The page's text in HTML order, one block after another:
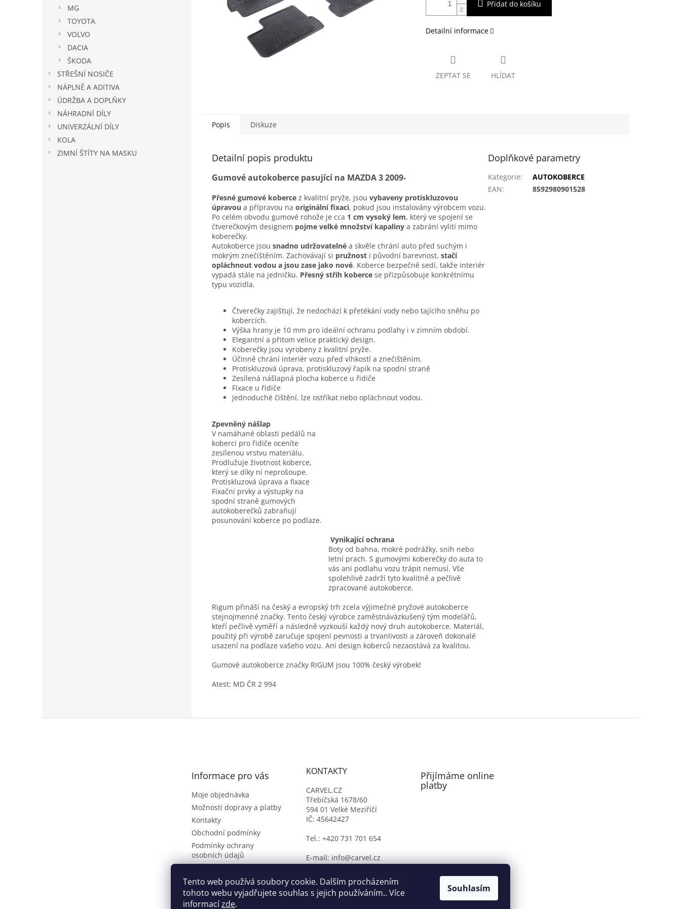
Tento web používá soubory cookie. Dalším procházením
tohoto webu vyjadřujete souhlas s jejich používáním.. Více
informacízde.
Souhlasím
MG
TOYOTA
VOLVO
DACIA
ŠKODA
STŘEŠNÍ NOSIČE
NÁPLNĚ A ADITIVA
ÚDRŽBA A DOPLŇKY
NÁHRADNÍ DÍLY
UNIVERZÁLNÍ DÍLY
KOLA
ZIMNÍ ŠTÍTY NA MASKU
Přidat do košíku
Detailní informace
ZEPTAT SE HLÍDAT
Popis Diskuze
Detailní popis produktu
Gumové autokoberce pasující na MAZDA 3 2009-
Přesné gumové koberce z kvalitní pryže, jsou vybaveny protiskluzovou
úpravou a přípravou na originální fixaci, pokud jsou instalovány výrobcem vozu.
Po celém obvodu gumové rohože je cca 1 cm vysoký lem, který ve spojení se
čtverečkovým designem pojme velké množství kapaliny a zabrání vylití mimo
koberečky.
Autokoberce jsou snadno udržovatelné a skvěle chrání auto před suchým i
mokrým znečištěním. Zachovávají si pružnost i původní barevnost, stačí
opláchnout vodou a jsou zase jako nové. Koberce bezpečně sedí, takže interiér
vypadá stále na jedničku. Přesný střih koberce se přizpůsobuje konkrétnímu
typu vozidla.
Čtverečky zajišťují, že nedochází k přetékání vody nebo tajícího sněhu po
kobercích.
Výška hrany je 10 mm pro ideální ochranu podlahy i v zimním období.
Elegantní a přitom velice praktický design.
Koberečky jsou vyrobeny z kvalitní pryže.
Účinně chrání interiér vozu před vlhkostí a znečištěním.
Protiskluzová úprava, protiskluzový řapík na spodní straně
Zesílená nášlapná plocha koberce u řidiče
Fixace u řidiče
Jednoduché čištění, lze ostříkat nebo opláchnout vodou.
Zpevněný nášlap
V namáhané oblasti pedálů na
koberci pro řidiče oceníte
zesílenou vrstvu materiálu.
Prodlužuje životnost koberce,
který se díky ní neprošoupe.
Protiskluzová úprava a fixace
Fixační prvky a výstupky na
spodní straně gumových
autokoberečků zabraňují
posunování koberce po podlaze.
Vynikající ochrana
Boty od bahna, mokré podrážky, sníh nebo
letní prach. S gumovými koberečky do auta to
vás ani podlahu vozu trápit nemusí. Vše
spolehlivě zadrží tyto kvalitně a pečlivě
zpracované autokoberce.
Rigum přináší na český a evropský trh zcela výjimečné pryžové autokoberce
stejnojmenné značky. Tento český výrobce zaměstnávázkušený tým modelářů,
kteří pečlivě vyměří a následně vyzkouší každý nový druh autokoberce. Materiál,
použitý při výrobě zaručuje spojení pevnosti a trvanlivosti a zároveň dokonalé
usazení na podlaze vašeho vozu. Ani design koberců nezaostává za kvalitou.
Gumové autokoberce značky RIGUM jsou 100% český výrobek!
Atest: MD ČR 2 994
Doplňkové parametry
Kategorie:
AUTOKOBERCE
EAN: 8592980901528
Informace pro vás
Moje objednávka
Možnosti dopravy a platby
Kontakty
Obchodní podmínky
Podmínky ochrany
osobních údajů
Vrácení zboží
ČLÁNKY
KONTAKTY
CARVEL.CZ
Třebíčská 1678/60
594 01 Velké Meziříčí
IČ: 45642427
Tel.: +420 731 701 654
E-mail: info@carvel.cz
Přijímáme online
platby